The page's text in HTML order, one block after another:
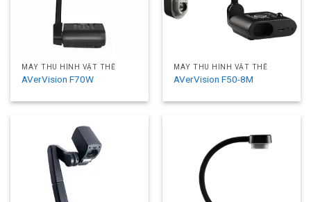
MÁY THU HÌNH VẬT THỂ
AVerVision F70W
MÁY THU HÌNH VẬT THỂ
AVerVision F50-8M